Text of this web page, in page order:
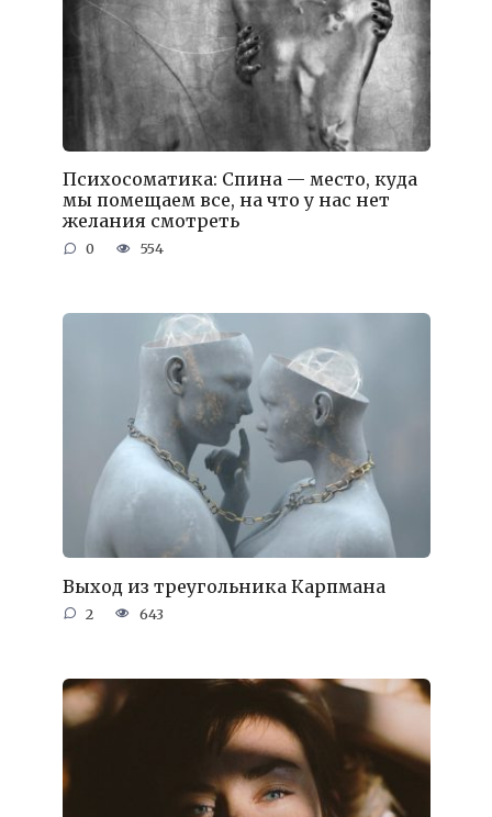
Психосоматика: Спина — место, куда
мы помещаем все, на что у нас нет
желания смотреть
0 554
Выход из треугольника Карпмана
2 643